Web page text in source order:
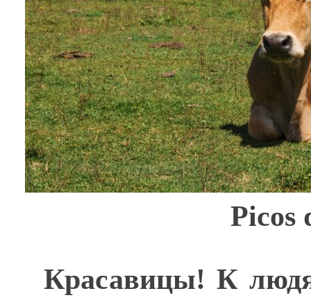
Picos
Красавицы! К